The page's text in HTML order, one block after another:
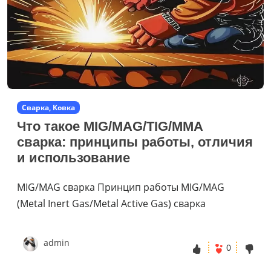
Сварка, Ковка
Что такое MIG/MAG/TIG/MMA
сварка: принципы работы, отличия
и использование
MIG/MAG сварка Принцип работы MIG/MAG
(Metal Inert Gas/Metal Active Gas) сварка
admin 0